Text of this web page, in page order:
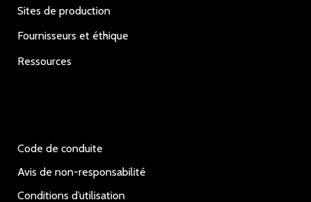
Sites de production
Fournisseurs et éthique
Ressources
Code de conduite
Avis de non-responsabilité
Conditions d’utilisation